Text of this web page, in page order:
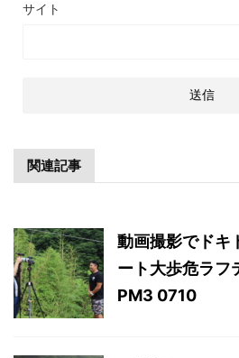
サイト
関連記事
動画撮影でドキ
ート大歩危ラ
PM3 0710